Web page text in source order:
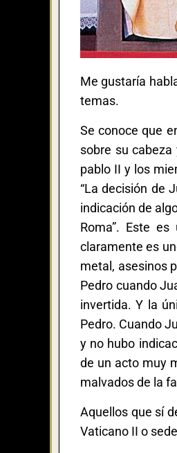
Me gustaría
temas.
Se conoce que
sobre su
pablo II y los
“La decisión de
indicación de
Roma”. Este
claramente es
metal, asesinos
Pedro cuando
invertida. Y la
Pedro. Cuando
y no hubo
de un acto muy
malvados de la
Aquellos que sí
Vaticano II o